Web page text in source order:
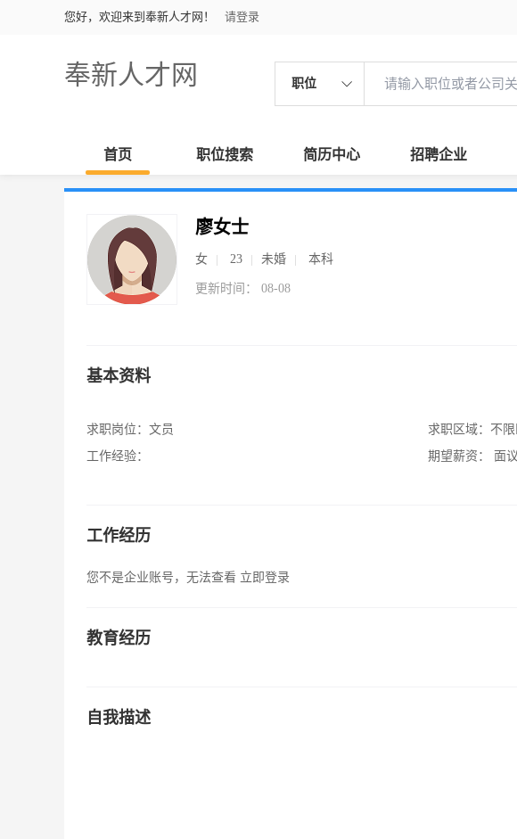
您好，欢迎来到奉新人才网！ 请登录
奉新人才网 职位
首页 职位搜索 简历中心 招聘企业
廖女士
女 23 未婚 本科
更新时间： 08-08
基本资料
求职岗位： 文员
工作经验：
求职区域： 不
期望薪资：
面议
工作经历
您不是企业账号，无法查看 立即登录
教育经历
自我描述